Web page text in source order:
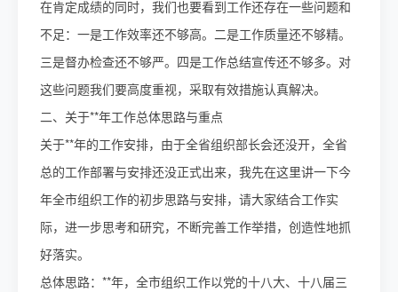
在肯定成绩的同时，我们也要看到工作还存在一些问题和
不足：一是工作效率还不够高。二是工作质量还不够精。
三是督办检查还不够严。四是工作总结宣传还不够多。对
这些问题我们要高度重视，采取有效措施认真解决。
二、关于**年工作总体思路与重点
关于**年的工作安排，由于全省组织部长会还没开，全省
总的工作部署与安排还没正式出来，我先在这里讲一下今
年全市组织工作的初步思路与安排，请大家结合工作实
际，进一步思考和研究，不断完善工作举措，创造性地抓
好落实。
总体思路：**年，全市组织工作以党的十八大、十八届三